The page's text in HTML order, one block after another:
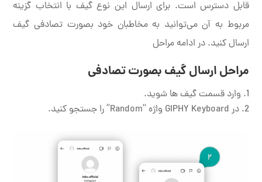
قابل دسترس است. برای ارسال این نوع گیف با انتخاب گزینه
مربوط به آن می‌توانید به مخاطبان خود بصورت تصادفی گیف
ارسال کنید. در ادامه مراحل
مراحل ارسال گیف بصورت تصادفی
وارد قسمت گیف ها شوید.
در GIPHY Keyboard واژه “Random” را جستجو کنید.